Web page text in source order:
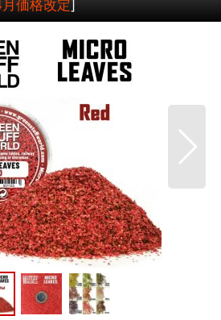
価格改定]